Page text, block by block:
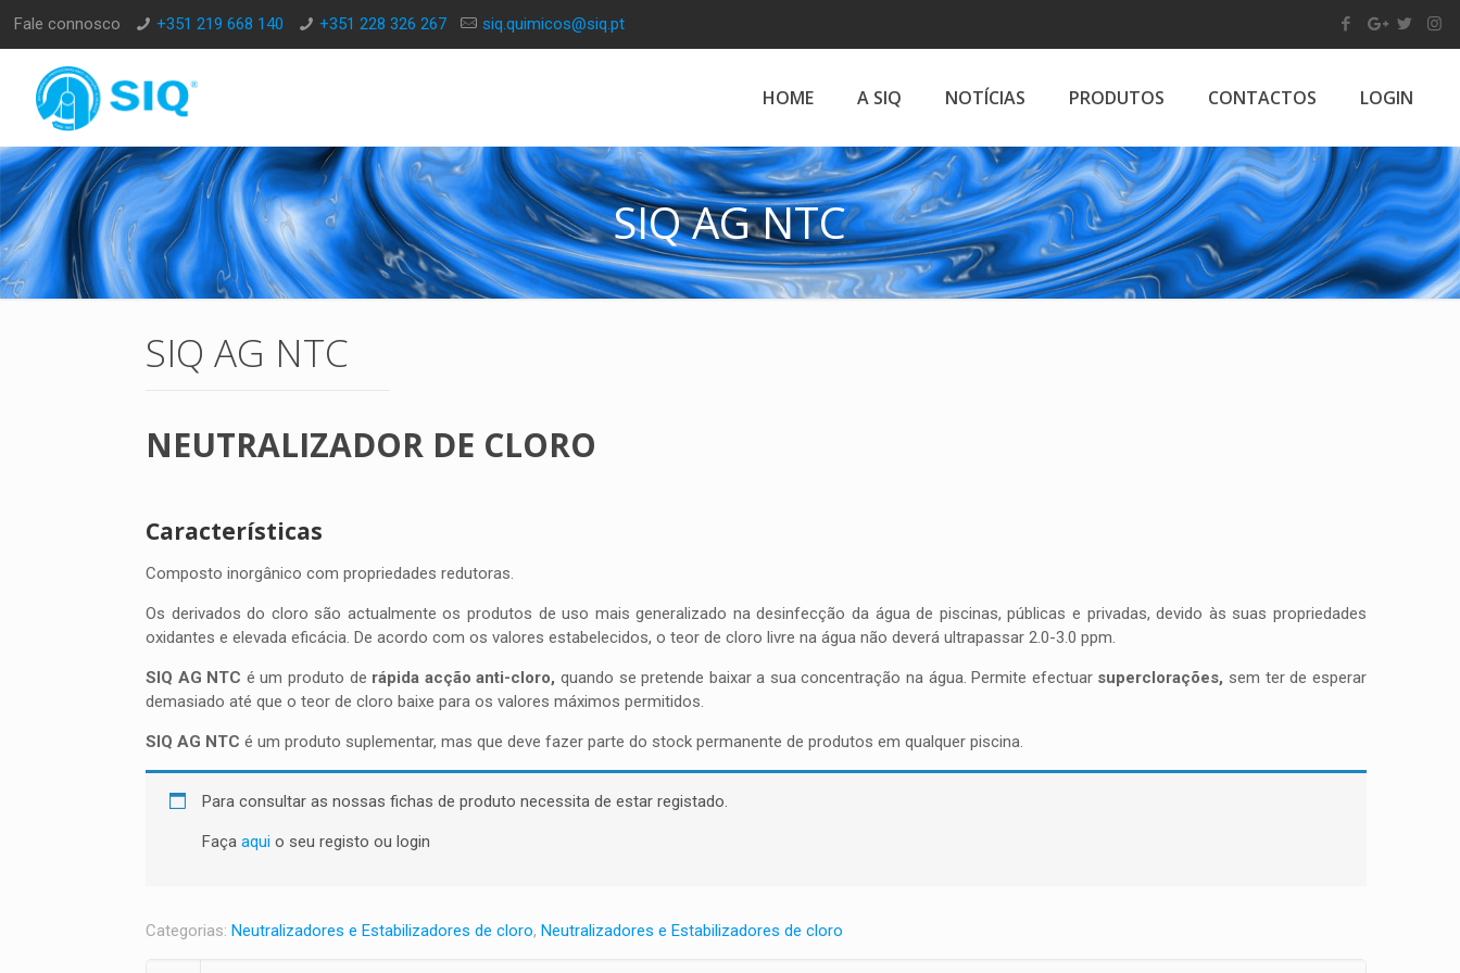
Fale connosco +351 219 668 140 +351 228 326 267 siq.quimicos@siq.pt
HOME A SIQ NOTÍCIAS PRODUTOS CONTACTOS LOGIN
SIQ AG NTC
SIQ AG NTC
NEUTRALIZADOR DE CLORO
Características
Composto inorgânico com propriedades redutoras.
Os derivados do cloro são actualmente os produtos de uso mais generalizado na desinfecção da água de piscinas, públicas e privadas, devido às suas propriedades
oxidantes e elevada eficácia. De acordo com os valores estabelecidos, o teor de cloro livre na água não deverá ultrapassar 2.0-3.0 ppm.
SIQ AG NTC é um produto de rápida acção anti-cloro, quando se pretende baixar a sua concentração na água. Permite efectuar superclorações, sem ter de esperar
demasiado até que o teor de cloro baixe para os valores máximos permitidos.
SIQ AG NTC é um produto suplementar, mas que deve fazer parte do stock permanente de produtos em qualquer piscina.
Para consultar as nossas fichas de produto necessita de estar registado.
Façaaqui o seu registo ou login
Categorias: Neutralizadores e Estabilizadores de cloro, Neutralizadores e Estabilizadores de cloro